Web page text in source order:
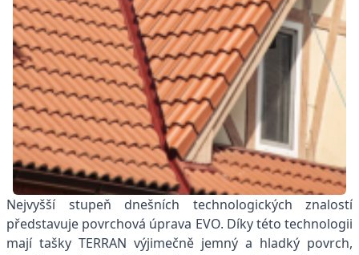
Nejvyšší stupeň dnešních technologických znalostí
představuje povrchová úprava EVO. Díky této technologii
mají tašky TERRAN výjimečně jemný a hladký povrch,